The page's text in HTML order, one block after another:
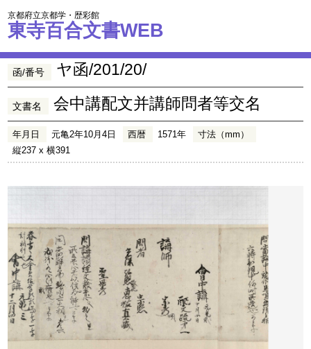
京都府立京都学・歴彩館
東寺百合文書WEB
函/番号 ヤ函/201/20/
文書名 会中講配文并講師問者等交名
年月日 元亀2年10月4日 西暦 1571年
寸法（mm）
縦237 x 横391